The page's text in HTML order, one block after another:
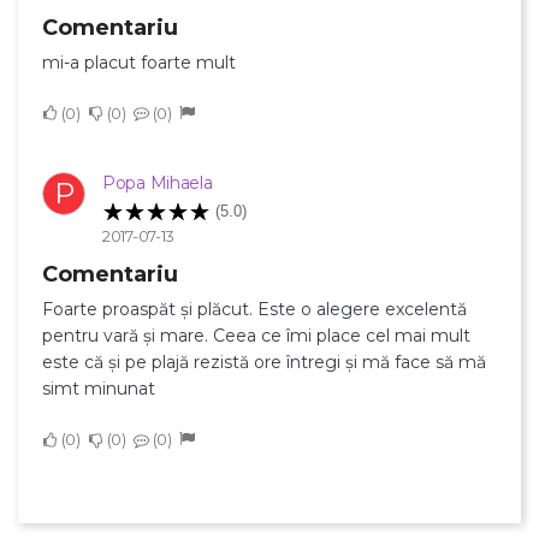
Comentariu
mi-a placut foarte mult
0 0 0
P Popa Mihaela
(5.0)
2017-07-13
Comentariu
Foarte proaspăt și plăcut. Este o alegere excelentă
pentru vară și mare. Ceea ce îmi place cel mai mult
este că și pe plajă rezistă ore întregi și mă face să mă
simt minunat
0 0 0